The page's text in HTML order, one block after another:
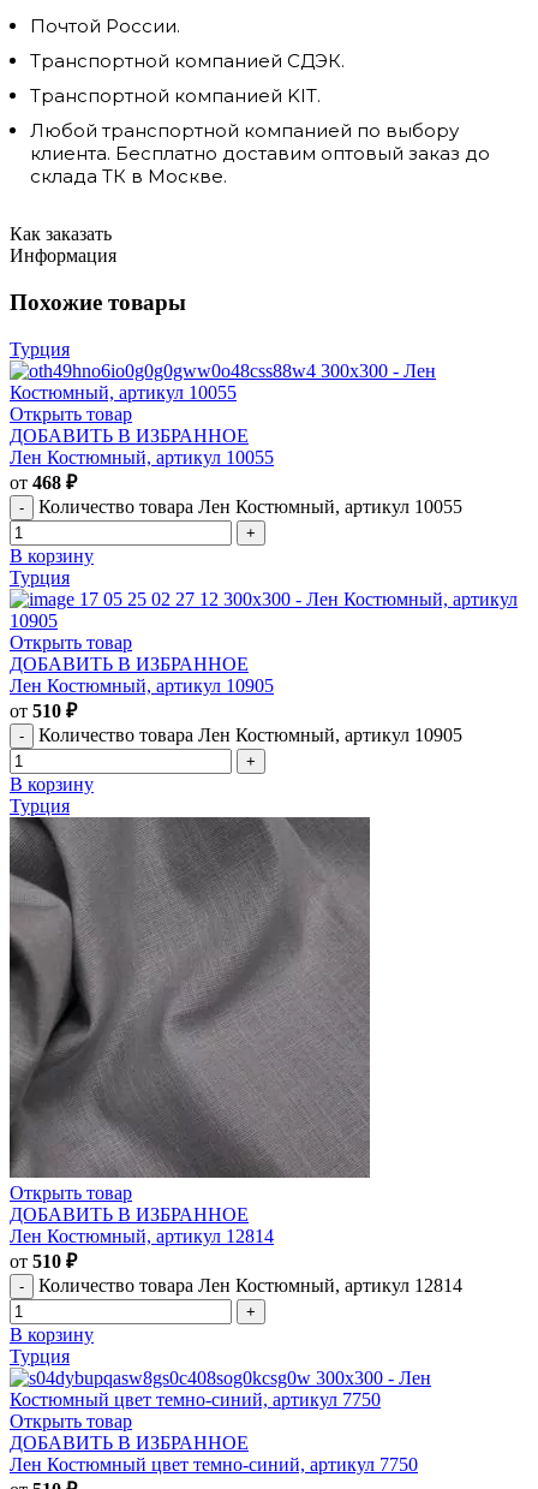
Почтой России.
Транспортной компанией СДЭК.
Транспортной компанией KIT.
Любой транспортной компанией по выбору
клиента. Бесплатно доставим оптовый заказ до
склада ТК в Москве.
Как заказать
Информация
Похожие товары
Турция
Открыть товар
ДОБАВИТЬ В ИЗБРАННОЕ
Лен Костюмный, артикул 10055
от 468 ₽
Количество товара Лен Костюмный, артикул 10055
В корзину
Турция
Открыть товар
ДОБАВИТЬ В ИЗБРАННОЕ
Лен Костюмный, артикул 10905
от 510 ₽
Количество товара Лен Костюмный, артикул 10905
В корзину
Турция
Открыть товар
ДОБАВИТЬ В ИЗБРАННОЕ
Лен Костюмный, артикул 12814
от 510 ₽
Количество товара Лен Костюмный, артикул 12814
В корзину
Турция
Открыть товар
ДОБАВИТЬ В ИЗБРАННОЕ
Лен Костюмный цвет темно-синий, артикул 7750